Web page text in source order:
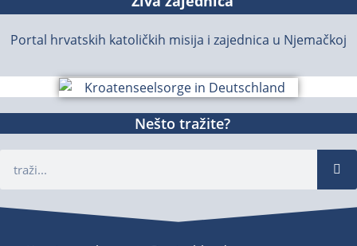
Portal hrvatskih katoličkih misija i zajednica u Njemačkoj
Nešto tražite?